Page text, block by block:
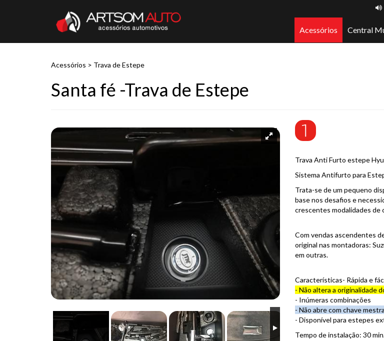
Acessórios Central
Acessórios > Trava de Estepe
Santa fé -Trava de Estepe
Trava Anti Furto estepe
Sistema Antifurto para
Trata-se de um pequeno
base nos desafios e
crescentes modalidades
Com vendas ascendentes
original nas montadoras:
em outras.
Características- Rápida e
- Não altera a originalidade
- Inúmeras combinações
- Não abre com chave mestra
- Disponível para estepes
Tempo de instalação: 30